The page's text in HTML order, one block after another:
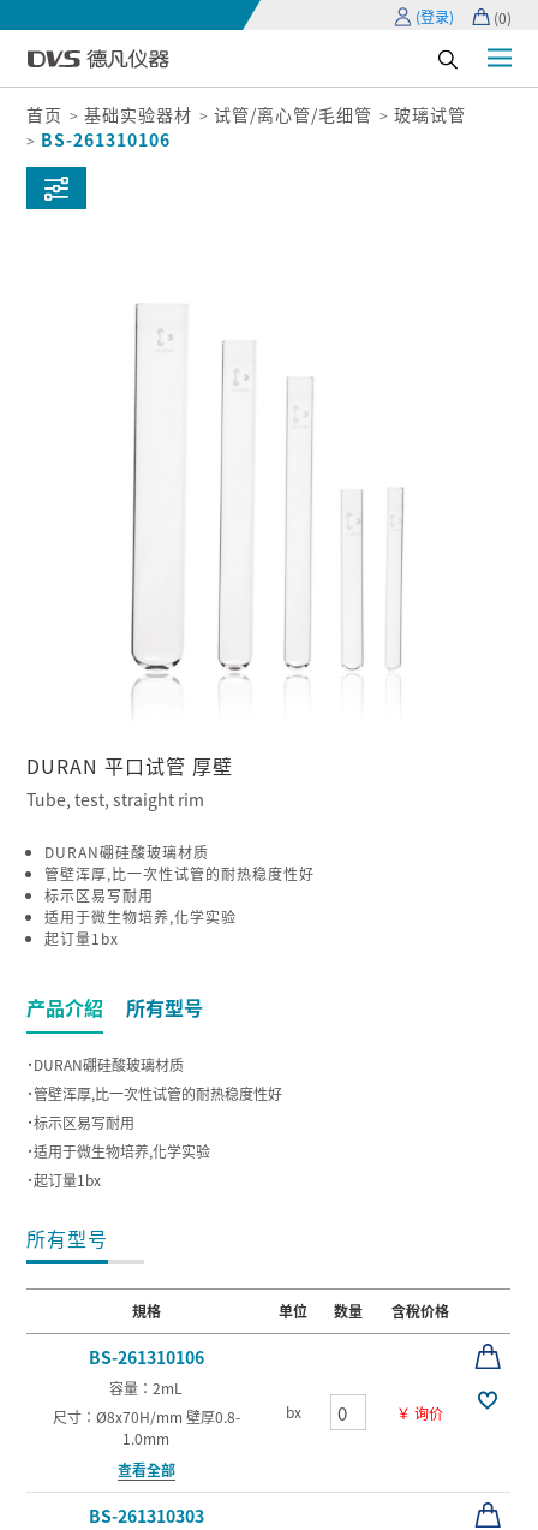
(登录) (0)
首页 基础实验器材 试管/离心管/毛细管
玻璃试管
BS-261310106
DURAN 平口试管 厚壁
Tube, test, straight rim
DURAN硼硅酸玻璃材质
管壁浑厚,比一次性试管的耐热稳度性好
标示区易写耐用
适用于微生物培养,化学实验
起订量1bx
产品介紹 所有型号
˙DURAN硼硅酸玻璃材质
˙管壁浑厚,比一次性试管的耐热稳度性好
˙标示区易写耐用
˙适用于微生物培养,化学实验
˙起订量1bx
所有型号
規格 单位 数量 含稅价格
BS-261310106
容量：2mL
尺寸：Ø8x70H/mm 壁厚0.8-
1.0mm
查看全部
bx ￥ 询价
BS-261310303